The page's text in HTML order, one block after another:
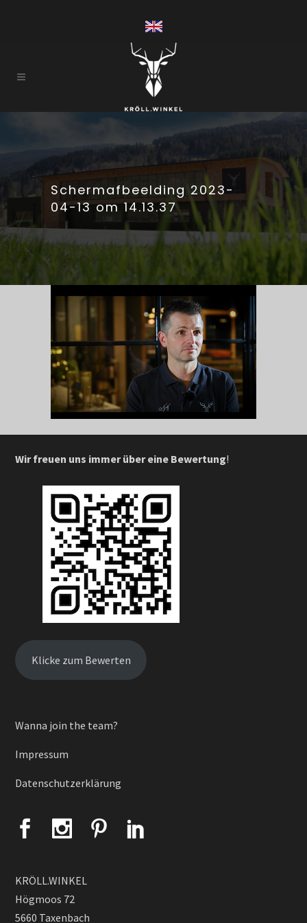
Scherm­afbeelding 2023-
04-13 om 14.13.37
Wir freuen uns immer über eine Bewertung!
Klicke zum Bewerten
Wanna join the team?
Impressum
Datenschutzerklärung
KRÖLL.WINKEL
Högmoos 72
5660 Taxenbach